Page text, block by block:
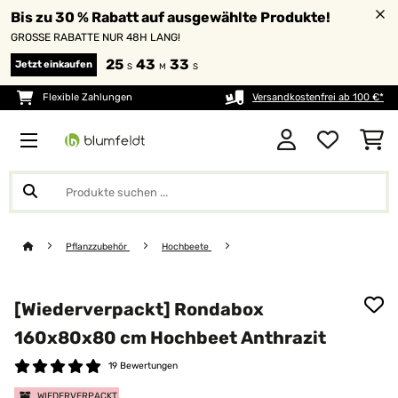
Bis zu 30 % Rabatt auf ausgewählte Produkte!
GROSSE RABATTE NUR 48H LANG!
Jetzt einkaufen 25 S 43 M 33 S
Flexible Zahlungen Versandkostenfrei ab 100 €*
Pflanzzubehör Hochbeete
[Wiederverpackt] Rondabox
160x80x80 cm Hochbeet Anthrazit
19 Bewertungen